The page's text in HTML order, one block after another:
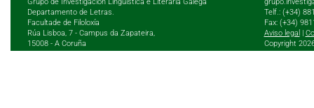
Departamento de Letras.
Facultade de Filoloxía
Rúa Lisboa, 7 - Campus da Zapateira,
15008 - A Coruña
Telf.: (+34)
Fax: (+34)
Aviso legal |
Copyright